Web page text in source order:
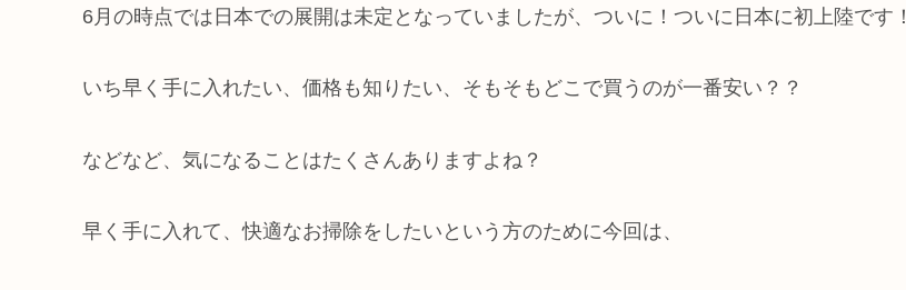
6月の時点では日本での展開は未定となっていましたが、ついに！ついに日本に初上陸です！
いち早く手に入れたい、価格も知りたい、そもそもどこで買うのが一番安い？？
などなど、気になることはたくさんありますよね？
早く手に入れて、快適なお掃除をしたいという方のために今回は、